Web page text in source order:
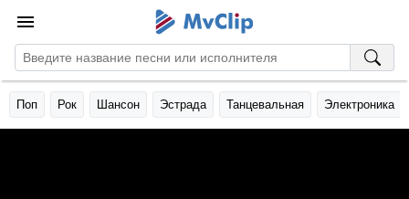
Поп Рок Шансон Эстрада Танцевальная Электроника